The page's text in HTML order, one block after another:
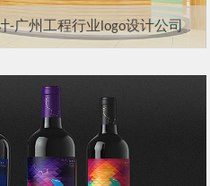
-广州工程行业logo设计公司